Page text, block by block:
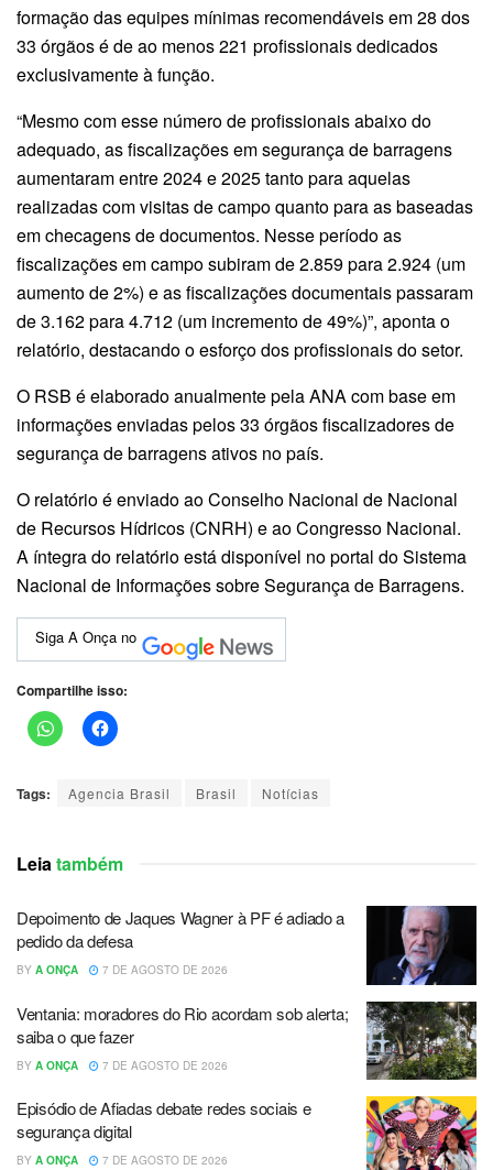
formação das equipes mínimas recomendáveis em 28 dos
33 órgãos é de ao menos 221 profissionais dedicados
exclusivamente à função.
“Mesmo com esse número de profissionais abaixo do
adequado, as fiscalizações em segurança de barragens
aumentaram entre 2024 e 2025 tanto para aquelas
realizadas com visitas de campo quanto para as baseadas
em checagens de documentos. Nesse período as
fiscalizações em campo subiram de 2.859 para 2.924 (um
aumento de 2%) e as fiscalizações documentais passaram
de 3.162 para 4.712 (um incremento de 49%)”, aponta o
relatório, destacando o esforço dos profissionais do setor.
O RSB é elaborado anualmente pela ANA com base em
informações enviadas pelos 33 órgãos fiscalizadores de
segurança de barragens ativos no país.
O relatório é enviado ao Conselho Nacional de Nacional
de Recursos Hídricos (CNRH) e ao Congresso Nacional.
A íntegra do relatório está disponível no portal do Sistema
Nacional de Informações sobre Segurança de Barragens.
Siga A Onça no
Compartilhe isso:
Tags: Agencia Brasil Brasil Notícias
Leiatambém
Depoimento de Jaques Wagner à PF é adiado a
pedido da defesa
BY A ONÇA 7 DE AGOSTO DE 2026
Ventania: moradores do Rio acordam sob alerta;
saiba o que fazer
BY A ONÇA 7 DE AGOSTO DE 2026
Episódio de Afiadas debate redes sociais e
segurança digital
BY A ONÇA 7 DE AGOSTO DE 2026